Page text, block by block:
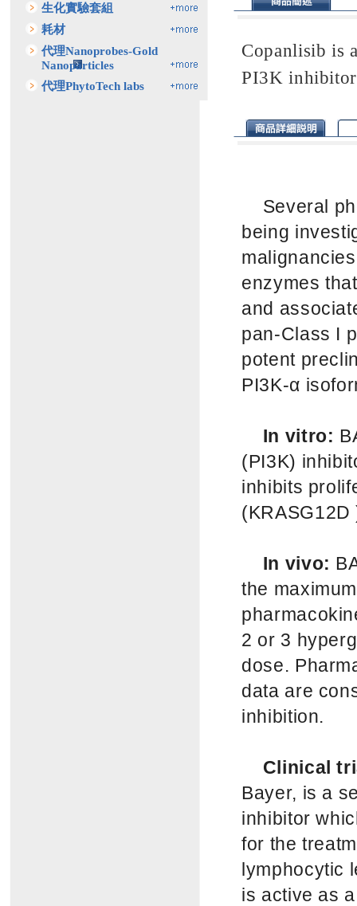
生化實驗套組
耗材
代理Nanoprobes-Gold
Nanoparticles
代理PhytoTech labs
Copanlisib is
PI3K
Several
being
enzymes
and
pan-Class I
potent
PI3K-α
In vitro:
(PI3K)
inhibits
In vivo:
the
2 or 3
dose.
data are
inhibition.
Clinical
Bayer, is a
inhibitor
for the
lymphocytic
is active as